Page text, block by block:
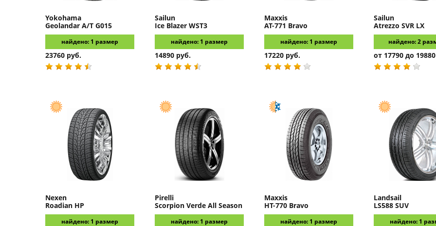
Yokohama
Geolandar A/T G015
найдено: 1 размер
23760 руб.
Sailun
Ice Blazer WST3
найдено: 1 размер
14890 руб.
Maxxis
AT-771 Bravo
найдено: 1 размер
17220 руб.
Sailun
Atrezzo SVR LX
найдено: 2
от 17790 до
Nexen
Roadian HP
найдено: 1 размер
Pirelli
Scorpion Verde All Season
найдено: 1 размер
Maxxis
HT-770 Bravo
найдено: 1 размер
Landsail
LS588 SUV
найдено: 1